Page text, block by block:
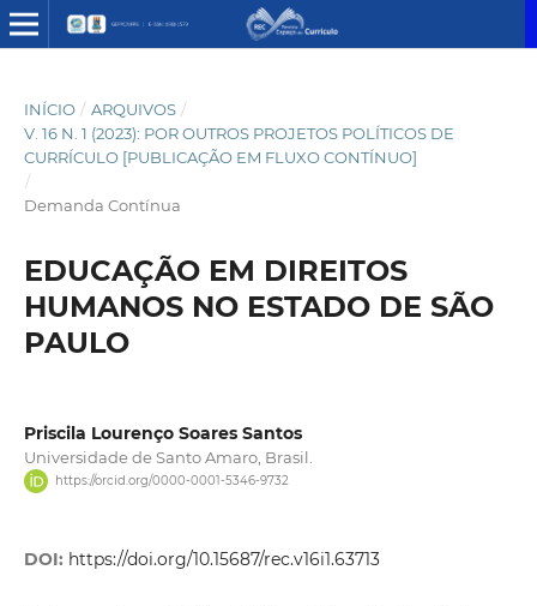
INÍCIO / ARQUIVOS /
V. 16 N. 1 (2023): POR OUTROS PROJETOS POLÍTICOS DE
CURRÍCULO [PUBLICAÇÃO EM FLUXO CONTÍNUO]
/
Demanda Contínua
EDUCAÇÃO EM DIREITOS
HUMANOS NO ESTADO DE SÃO
PAULO
Priscila Lourenço Soares Santos
Universidade de Santo Amaro, Brasil.
https://orcid.org/0000-0001-5346-9732
DOI: https://doi.org/10.15687/rec.v16i1.63713